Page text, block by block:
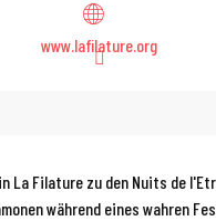
www.lafilature.org
La Filature zu den Nuits de
während eines wahren